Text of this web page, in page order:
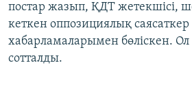
постар жазып, ҚДТ жетекшісі,
кеткен оппозициялық
хабарламаларымен бөліскен. Ол
сотталды.